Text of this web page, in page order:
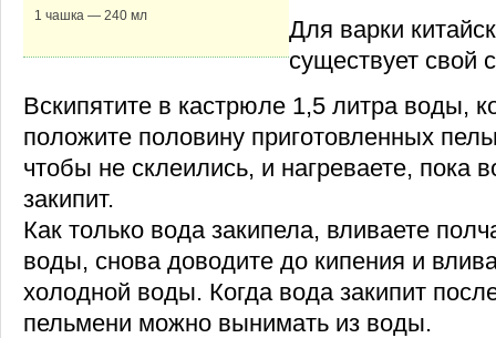
1 чашка — 240 мл
Для варки
существует свой
Вскипятите в кастрюле 1,5 литра воды,
положите половину приготовленных
чтобы не склеились, и нагреваете, пока
закипит.
Как только вода закипела, вливаете
воды, снова доводите до кипения и
холодной воды. Когда вода закипит
пельмени можно вынимать из воды.